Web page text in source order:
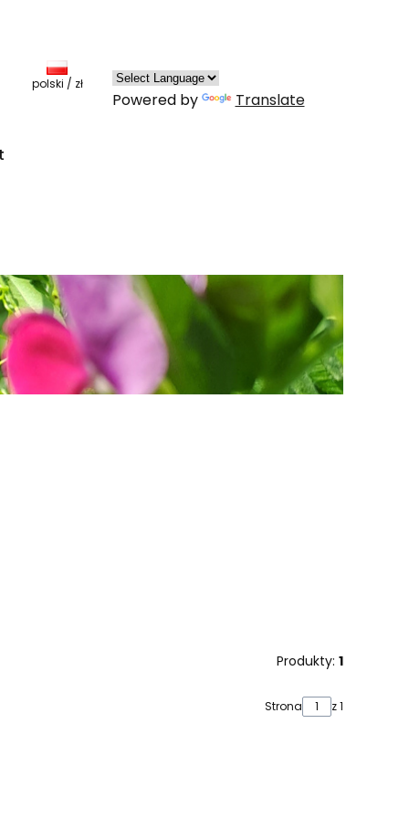
Produkty w koszyku: 0. Zobacz szczegóły
polski / zł
Powered by Translate
Produkty: 1
Strona z 1